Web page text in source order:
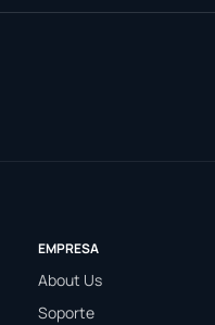
EMPRESA
About Us
Soporte